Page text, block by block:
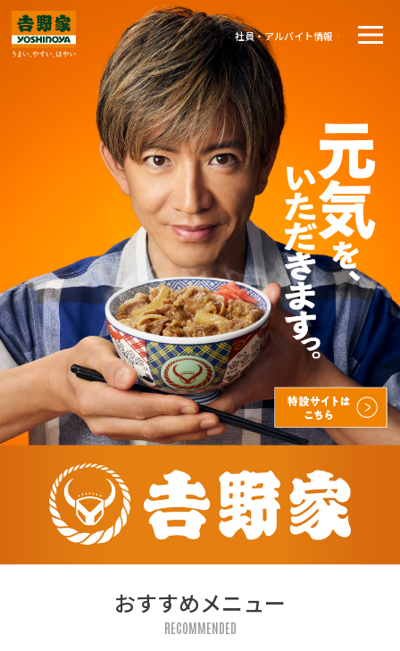
社員・アルバイト情報
牛丼のこだわり 吉野家の歴史
牛丼のこだわり 吉野家の歴史
おすすめメニュー
RECOMMENDED